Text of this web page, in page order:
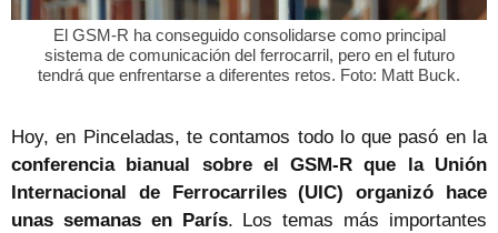
El GSM-R ha conseguido consolidarse como principal
sistema de comunicación del ferrocarril, pero en el futuro
tendrá que enfrentarse a diferentes retos. Foto: Matt Buck.
Hoy, en Pinceladas, te contamos todo lo que pasó en la
conferencia bianual sobre el GSM-R que la Unión
Internacional de Ferrocarriles (UIC) organizó hace
unas semanas en París. Los temas más importantes